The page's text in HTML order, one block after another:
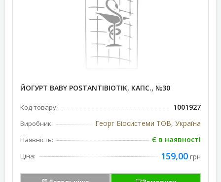
ЙОГУРТ BABY POSTANTIBIOTIK, КАПС., №30
Код товару: 1001927
Виробник: Георг Біосистеми ТОВ, Україна
Наявність: Є в наявності
Ціна: 159,00 грн